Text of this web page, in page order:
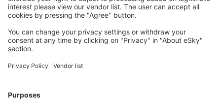
Copyright © eSky.se. Alla rättigheter förbehålls.